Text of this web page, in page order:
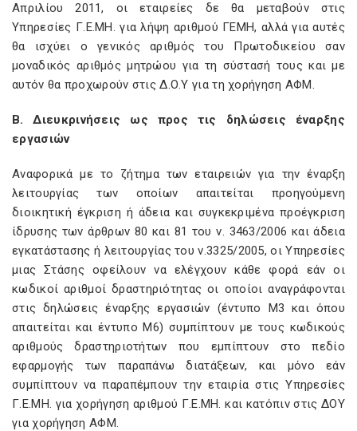
Απριλίου 2011, οι εταιρείες δε θα μεταβούν στις
Υπηρεσίες Γ.Ε.ΜΗ. για λήψη αριθμού ΓΕΜΗ, αλλά για αυτές
θα ισχύει ο γενικός αριθμός του Πρωτοδικείου σαν
μοναδικός αριθμός μητρώου για τη σύστασή τους και με
αυτόν θα προχωρούν στις Δ.Ο.Υ για τη χορήγηση ΑΦΜ.
Β. Διευκρινήσεις ως προς τις δηλώσεις έναρξης
εργασιών
Αναφορικά με το ζήτημα των εταιρειών για την έναρξη
λειτουργίας των οποίων απαιτείται προηγούμενη
διοικητική έγκριση ή άδεια και συγκεκριμένα προέγκριση
ίδρυσης των άρθρων 80 και 81 του ν. 3463/2006 και άδεια
εγκατάστασης ή λειτουργίας του ν.3325/2005, οι Υπηρεσίες
μιας Στάσης οφείλουν να ελέγχουν κάθε φορά εάν οι
κωδικοί αριθμοί δραστηριότητας οι οποίοι αναγράφονται
στις δηλώσεις έναρξης εργασιών (έντυπο Μ3 και όπου
απαιτείται και έντυπο Μ6) συμπίπτουν με τους κωδικούς
αριθμούς δραστηριοτήτων που εμπίπτουν στο πεδίο
εφαρμογής των παραπάνω διατάξεων, και μόνο εάν
συμπίπτουν να παραπέμπουν την εταιρία στις Υπηρεσίες
Γ.Ε.ΜΗ. για χορήγηση αριθμού Γ.Ε.ΜΗ. και κατόπιν στις ΔΟΥ
για χορήγηση ΑΦΜ.